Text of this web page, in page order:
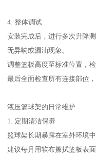
4. 整体调试
安装完成后，进行多次升降
无异响或漏油现象。
调整篮板高度至标准位置，
最后全面检查所有连接部位，
液压篮球架的日常维护
1. 定期清洁保养
篮球架长期暴露在室外环境
建议每月用软布擦拭篮板表面